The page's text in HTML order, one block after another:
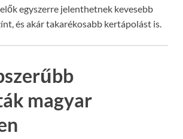
egyszerre jelenthetnek kevesebb
és akár takarékosabb kertápolást is.
magyar